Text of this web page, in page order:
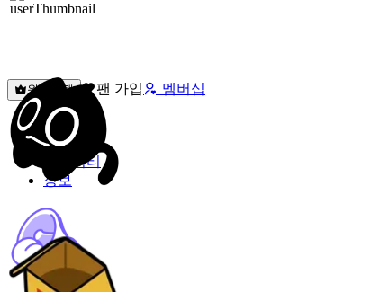
원픽선택 팬 가입 멤버십
밐타운
피드
커뮤니티
정보